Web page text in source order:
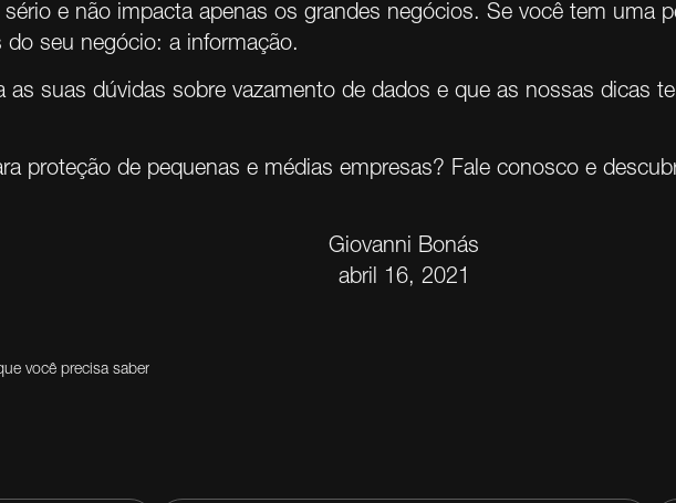
e não impacta apenas os grandes negócios. Se você tem uma
seu negócio: a informação.
as suas dúvidas sobre vazamento de dados e que as nossas dicas
proteção de pequenas e médias empresas? Fale conosco e
Giovanni Bonás
abril 16, 2021
você precisa saber